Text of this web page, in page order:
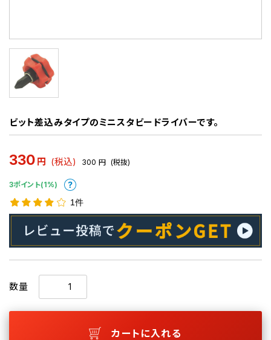
ビット差込みタイプのミニスタビードライバーです。
330 円 (税込) 300 円 (税抜)
3ポイント(1%)
1件
数量
カートに入れる